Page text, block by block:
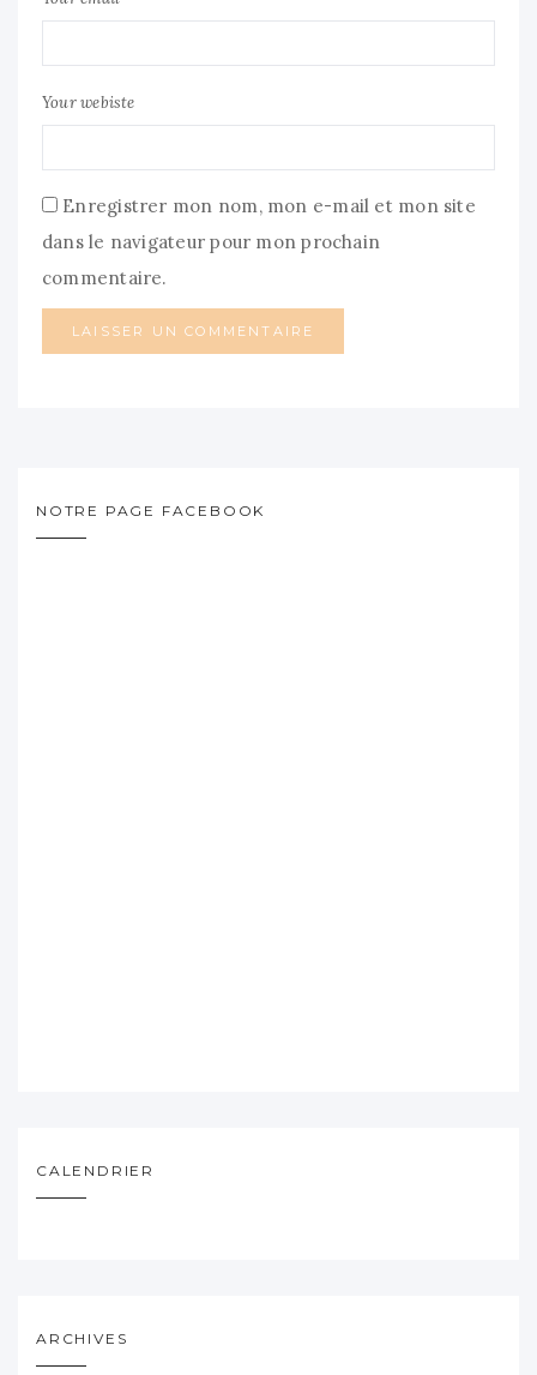
Your webiste
Enregistrer mon nom, mon e-mail et mon site
dans le navigateur pour mon prochain
commentaire.
NOTRE PAGE FACEBOOK
CALENDRIER
ARCHIVES